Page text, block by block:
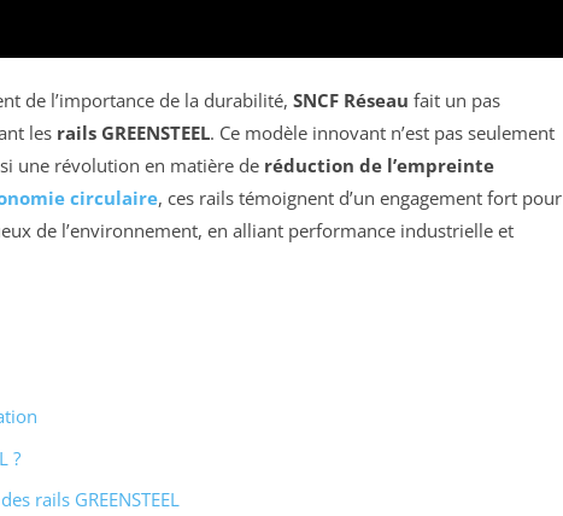
de l’importance de la durabilité, SNCF Réseau fait un pas
les rails GREENSTEEL. Ce modèle innovant n’est pas seulement
une révolution en matière de réduction de l’empreinte
circulaire, ces rails témoignent d’un engagement fort pour
de l’environnement, en alliant performance industrielle et
?
rails GREENSTEEL